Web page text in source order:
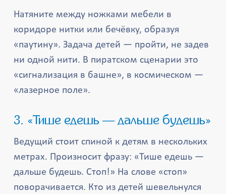
Натяните между ножками мебели в
коридоре нитки или бечёвку, образуя
«паутину». Задача детей — пройти, не задев
ни одной нити. В пиратском сценарии это
«сигнализация в башне», в космическом —
«лазерное поле».
3. «Тише едешь — дальше будешь»
Ведущий стоит спиной к детям в нескольких
метрах. Произносит фразу: «Тише едешь —
дальше будешь. Стоп!» На слове «стоп»
поворачивается. Кто из детей шевельнулся